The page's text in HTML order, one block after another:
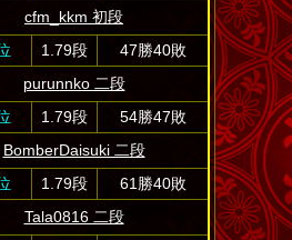
cfm_kkm 初段
1.79段
47勝40敗
purunnko 二段
1.79段
54勝47敗
BomberDaisuki 二段
1.79段
61勝40敗
Tala0816 二段